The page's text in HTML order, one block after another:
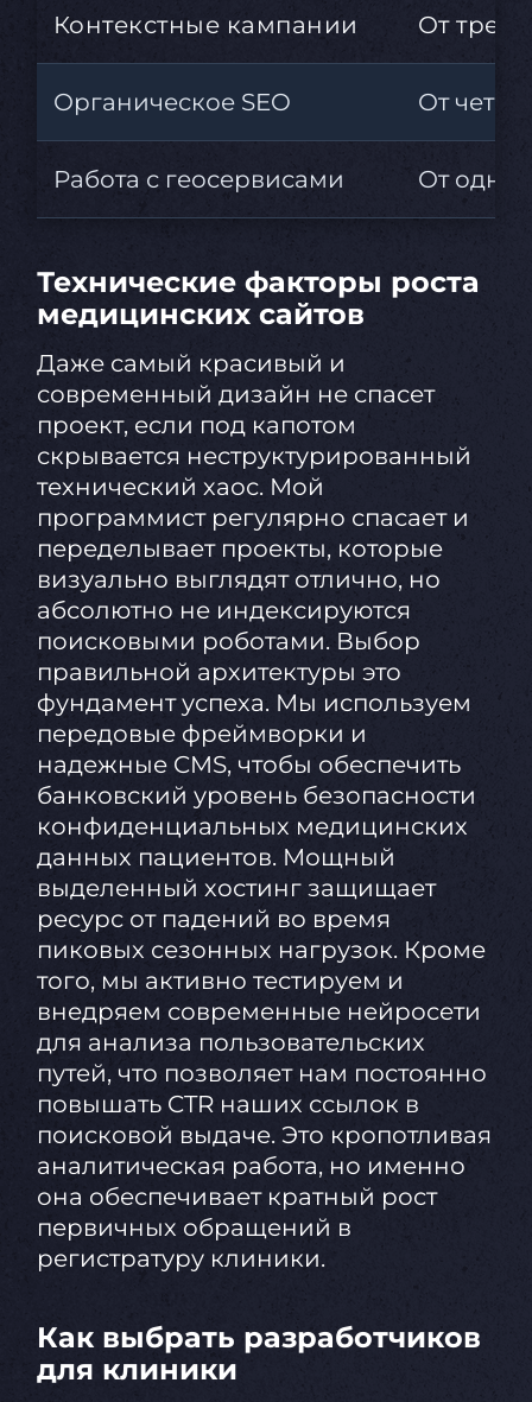
Контекстные кампании От трех
Органическое SEO От
Работа с геосервисами От
Технические факторы роста
медицинских сайтов
Даже самый красивый и
современный дизайн не спасет
проект, если под капотом
скрывается неструктурированный
технический хаос. Мой
программист регулярно спасает и
переделывает проекты, которые
визуально выглядят отлично, но
абсолютно не индексируются
поисковыми роботами. Выбор
правильной архитектуры это
фундамент успеха. Мы используем
передовые фреймворки и
надежные CMS, чтобы обеспечить
банковский уровень безопасности
конфиденциальных медицинских
данных пациентов. Мощный
выделенный хостинг защищает
ресурс от падений во время
пиковых сезонных нагрузок. Кроме
того, мы активно тестируем и
внедряем современные нейросети
для анализа пользовательских
путей, что позволяет нам постоянно
повышать CTR наших ссылок в
поисковой выдаче. Это кропотливая
аналитическая работа, но именно
она обеспечивает кратный рост
первичных обращений в
регистратуру клиники.
Как выбрать разработчиков
для клиники